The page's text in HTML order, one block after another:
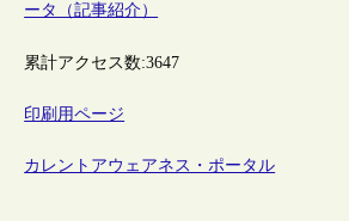
ータ（記事紹介）
累計アクセス数:3647
印刷用ページ
カレントアウェアネス・ポータル